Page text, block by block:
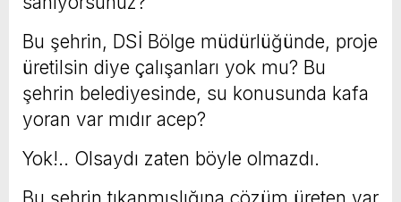
Bu şehrin, DSİ Bölge müdürlüğünde, proje
üretilsin diye çalışanları yok mu? Bu
şehrin belediyesinde, su konusunda kafa
yoran var mıdır acep?
Yok!.. Olsaydı zaten böyle olmazdı.